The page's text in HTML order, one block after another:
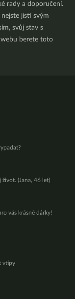
rady a doporučení.
jistí svým
svůj stav s
berete toto
život. (Jana, 46 let)
vás krásné dárky!
vtipy